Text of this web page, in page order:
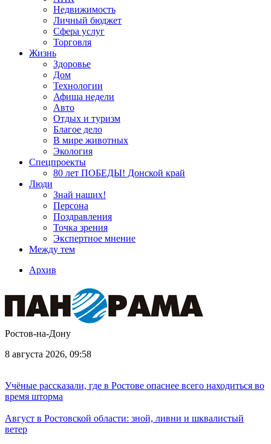
Недвижимость
Личный бюджет
Сфера услуг
Торговля
Жизнь
Здоровье
Дом
Технологии
Афиша недели
Авто
Отдых и туризм
Благое дело
В мире животных
Экология
Спецпроекты
80 лет ПОБЕДЫ! Донской край
Люди
Знай наших!
Персона
Поздравления
Точка зрения
Экспертное мнение
Между тем
Архив
Ростов-на-Дону
8 августа 2026, 09:58
Учёные рассказали, где в Ростове опаснее всего находиться во
время шторма
Август в Ростовской области: зной, ливни и шквалистый
ветер